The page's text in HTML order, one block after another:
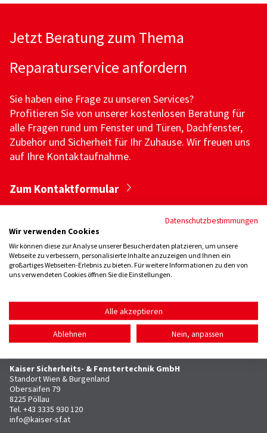
Jetzt Beratung zum Thema
Reparaturservice anfordern
Sie haben eine Frage zu unseren Services?
Profitieren Sie von unserer kostenlosen Beratung für
alle Fragen rund um Fenster und Türen, Dachfenster,
Zubehör und Sicherheit für Ihr Zuhause. Wir freuen uns
auf Ihre Kontaktaufnahme.
Zum Kontaktformular
Lapp-Finze-Straße 21
8401 Kalsdorf
+43 3135 215 020
Kaiser Sicherheits- & Fenstertechnik GmbH
Standort Wien & Burgenland
Obersaifen 79
8225 Pöllau
Tel. +43 3335 930 120
info@kaiser-sf.at
Datenschutzbestimmungen
Wir verwenden Cookies
Wir können diese zur Analyse unserer Besucherdaten platzieren, um unsere
Webseite zu verbessern, personalisierte Inhalte anzuzeigen und Ihnen ein
großartiges Webseiten-Erlebnis zu bieten. Für weitere Informationen zu den von
uns verwendeten Cookies öffnen Sie die Einstellungen.
Alle akzeptieren
Ablehnen Nein, anpassen